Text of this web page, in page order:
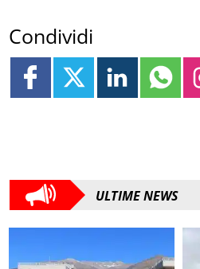
Condividi
ULTIME NEWS